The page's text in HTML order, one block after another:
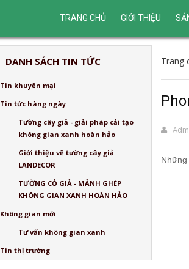
TRANG CHỦ GIỚI THIỆU
Trang
DANH SÁCH TIN TỨC
Tin khuyến mại
Tin tức hàng ngày
Tường cây giả - giải pháp cải tạo
không gian xanh hoàn hảo
Giới thiệu về tường cây giả
LANDECOR
TƯỜNG CỎ GIẢ - MẢNH GHÉP
KHÔNG GIAN XANH HOÀN HẢO
Không gian mới
Tư vấn không gian xanh
Tin thị trường